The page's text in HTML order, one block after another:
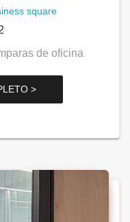
square
de oficina
>